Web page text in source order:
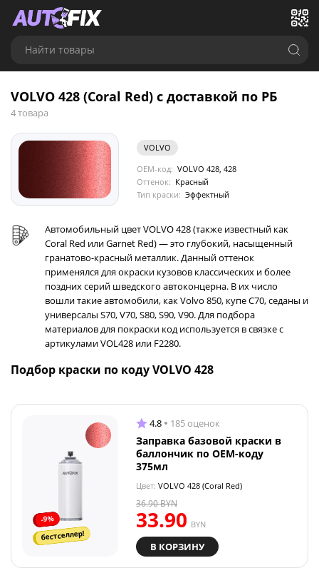
Найти товары
VOLVO 428 (Coral Red) с доставкой по РБ
4 товара
VOLVO
OEM-код: VOLVO 428, 428
Оттенок: Красный
Тип краски: Эффектный
Автомобильный цвет VOLVO 428 (также известный как
Coral Red или Garnet Red) — это глубокий, насыщенный
гранатово-красный металлик. Данный оттенок
применялся для окраски кузовов классических и более
поздних серий шведского автоконцерна. В их число
вошли такие автомобили, как Volvo 850, купе C70, седаны и
универсалы S70, V70, S80, S90, V90. Для подбора
материалов для покраски код используется в связке с
артикулами VOL428 или F2280.
Подбор краски по коду VOLVO 428
-9%
бестселлер!
4.8 185 оценок
Заправка базовой краски в
баллончик по OEM-коду
375мл
Цвет: VOLVO 428 (Coral Red)
33.90 BYN
36.90BYN
В КОРЗИНУ